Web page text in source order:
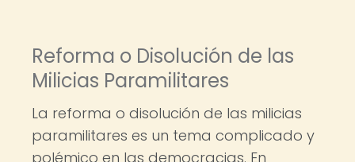
Reforma o Disolución de las
Milicias Paramilitares
La reforma o disolución de las milicias
paramilitares es un tema complicado y
polémico en las democracias. En